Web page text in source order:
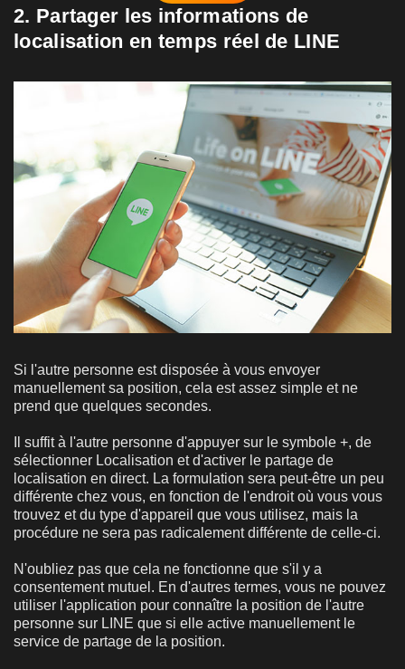
2. Partager les informations de
localisation en temps réel de LINE
Si l'autre personne est disposée à vous envoyer
manuellement sa position, cela est assez simple et ne
prend que quelques secondes.
Il suffit à l'autre personne d'appuyer sur le symbole +, de
sélectionner Localisation et d'activer le partage de
localisation en direct. La formulation sera peut-être un peu
différente chez vous, en fonction de l'endroit où vous vous
trouvez et du type d'appareil que vous utilisez, mais la
procédure ne sera pas radicalement différente de celle-ci.
N'oubliez pas que cela ne fonctionne que s'il y a
consentement mutuel. En d'autres termes, vous ne pouvez
utiliser l'application pour connaître la position de l'autre
personne sur LINE que si elle active manuellement le
service de partage de la position.